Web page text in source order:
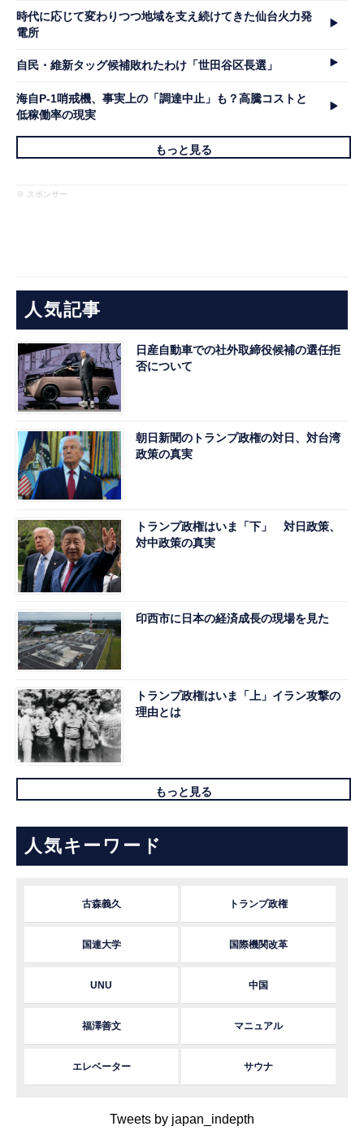
時代に応じて変わりつつ地域を支え続けてきた仙台火力発
電所
自民・維新タッグ候補敗れたわけ「世田谷区長選」
海自P-1哨戒機、事実上の「調達中止」も？高騰コストと
低稼働率の現実
もっと見る
※ スポンサー
人気記事
日産自動車での社外取締役候補の選任拒
否について
朝日新聞のトランプ政権の対日、対台湾
政策の真実
トランプ政権はいま「下」 対日政策、
対中政策の真実
印西市に日本の経済成長の現場を見た
トランプ政権はいま「上」イラン攻撃の
理由とは
もっと見る
人気キーワード
古森義久 トランプ政権
国連大学 国際機関改革
UNU 中国
福澤善文 マニュアル
エレベーター サウナ
Tweets by japan_indepth